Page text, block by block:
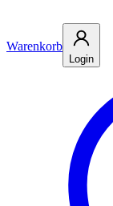
Warenkorb
Login